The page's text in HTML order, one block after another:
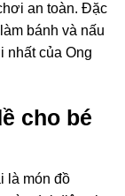
an toàn. Đặc
bánh và nấu
nhất của Ong
cho bé
là món đồ